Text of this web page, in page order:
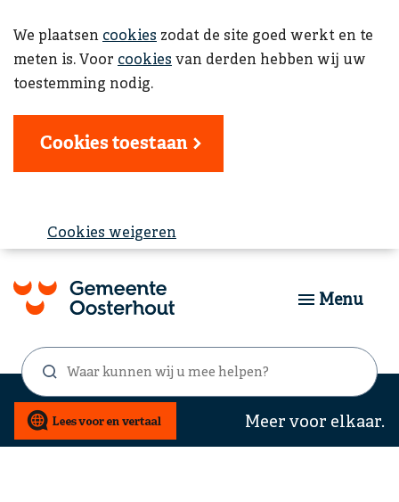
We plaatsen cookies zodat de site goed werkt en te
meten is. Voor cookies van derden hebben wij uw
toestemming nodig.
Cookies toestaan
Cookies weigeren
Zoekformulier
Waar
kunnen
wij
u
mee
Menu
Meer voor elkaar.